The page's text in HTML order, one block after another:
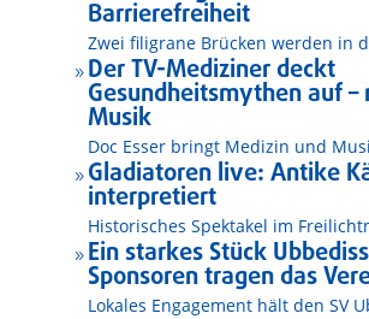
Barrierefreiheit
Zwei filigrane Brücken werden in
9 Der TV-Mediziner deckt
Gesundheitsmythen auf
Musik
Doc Esser bringt Medizin und
9 Gladiatoren live: Antike
interpretiert
Historisches Spektakel im
9 Ein starkes Stück
Sponsoren tragen das
Lokales Engagement hält den SV